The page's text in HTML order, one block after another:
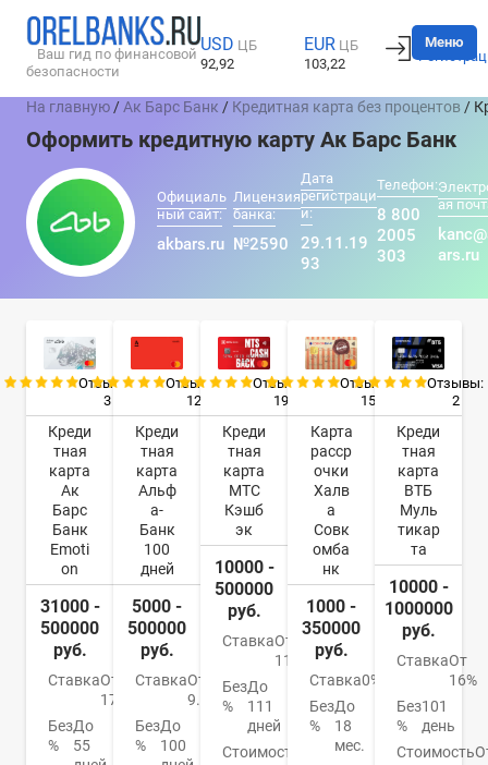
Ваш гид по финансовой
безопасности
USD ЦБ
92,92
EUR ЦБ
103,22
Вход
Меню
На главную /Ак Барс Банк / Кредитная карта без процентов /
Оформить кредитную карту Ак Барс Банк
Официаль
ный сайт:
akbars.ru
Лицензия
банка:
№2590
Дата
регистраци
и:
29.11.19
93
Телефон:
8 800
2005
303
ая
ars.ru
Отзывы:
3
Креди
тная
карта
Ак
Барс
Банк
Emoti
on
31000 -
500000
руб.
СтавкаОт
17,9%
Без
%
До
55
Отзывы:
12
Креди
тная
карта
Альф
а-
Банк
100
дней
5000 -
500000
руб.
СтавкаОт
9.9%
Без
%
До
100
Отзывы:
19
Креди
тная
карта
МТС
Кэшб
эк
10000 -
500000
руб.
СтавкаОт
11,9%
Без
%
До
111
дней
Стоимость
Отзывы:
15
Карта
расср
очки
Халв
а
Совк
омба
нк
1000 -
350000
руб.
Ставка0%
Без
%
До
18
мес.
Отзывы:
2
Креди
тная
карта
ВТБ
Муль
тикар
та
10000 -
1000000
руб.
СтавкаОт
16%
Без
%
101
день
Стоимость